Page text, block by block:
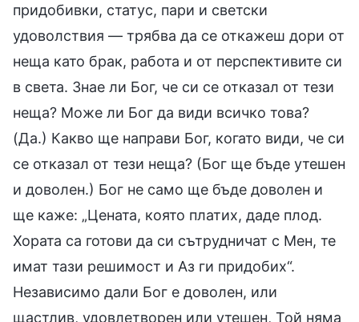
придобивки, статус, пари и светски
удоволствия — трябва да се откажеш дори от
неща като брак, работа и от перспективите си
в света. Знае ли Бог, че си се отказал от тези
неща? Може ли Бог да види всичко това?
(Да.) Какво ще направи Бог, когато види, че си
се отказал от тези неща? (Бог ще бъде утешен
и доволен.) Бог не само ще бъде доволен и
ще каже: „Цената, която платих, даде плод.
Хората са готови да си сътрудничат с Мен, те
имат тази решимост и Аз ги придобих“.
Независимо дали Бог е доволен, или
щастлив, удовлетворен или утешен, Той няма